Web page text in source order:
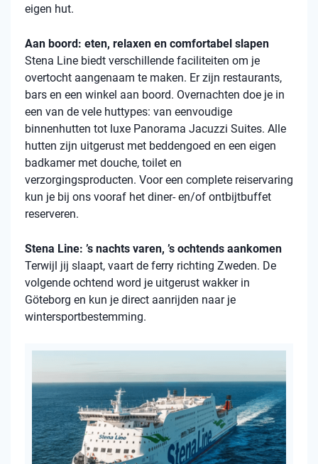
eigen hut.
Aan boord: eten, relaxen en comfortabel slapen
Stena Line biedt verschillende faciliteiten om je
overtocht aangenaam te maken. Er zijn restaurants,
bars en een winkel aan boord. Overnachten doe je in
een van de vele huttypes: van eenvoudige
binnenhutten tot luxe Panorama Jacuzzi Suites. Alle
hutten zijn uitgerust met beddengoed en een eigen
badkamer met douche, toilet en
verzorgingsproducten. Voor een complete reiservaring
kun je bij ons vooraf het diner- en/of ontbijtbuffet
reserveren.
Stena Line: ’s nachts varen, ’s ochtends aankomen
Terwijl jij slaapt, vaart de ferry richting Zweden. De
volgende ochtend word je uitgerust wakker in
Göteborg en kun je direct aanrijden naar je
wintersportbestemming.